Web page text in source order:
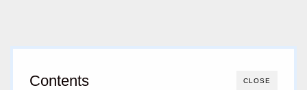
CLOSE
Contents